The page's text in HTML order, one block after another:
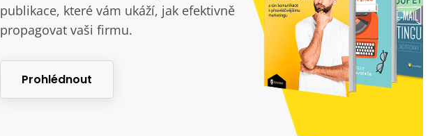
publikace, které vám ukáží, jak efektivně
propagovat vaši firmu.
Prohlédnout